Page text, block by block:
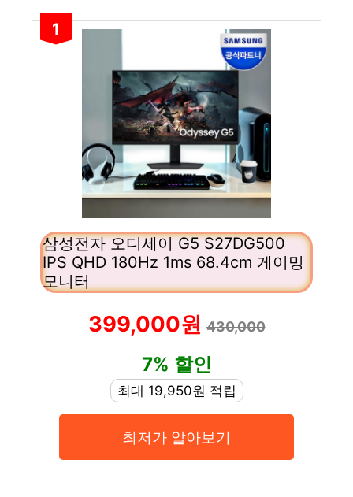
1
삼성전자 오디세이 G5 S27DG500
IPS QHD 180Hz 1ms 68.4cm 게이밍
모니터
399,000원430,000
7% 할인
최대 19,950원 적립
최저가 알아보기